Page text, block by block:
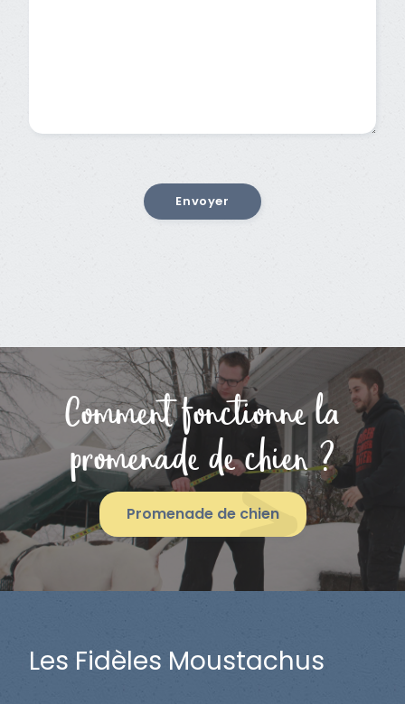
Comment fonctionne la
promenade de chien ?
Promenade de chien
Les Fidèles Moustachus